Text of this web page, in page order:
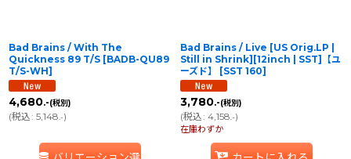
Bad Brains / With The
Quickness 89 T/S [BADB-QU89
T/S-WH]
4,680.-(税別)
(税込: 5,148.-)
Bad Brains / Live [US Orig.LP |
Still in Shrink][12inch | SST]【ユ
ーズド】
[SST 160]
3,780.-(税別)
(税込: 4,158.-)
在庫わずか